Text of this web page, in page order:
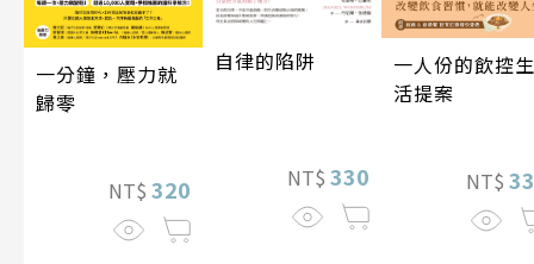
一分鐘，壓力就
歸零
NT$ 320
自律的陷阱
NT$ 330
一人份的飲控生
活提案
NT$